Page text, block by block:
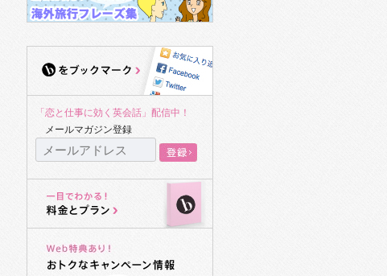
「恋と仕事に効く英会話」配信中！
メールマガジン登録